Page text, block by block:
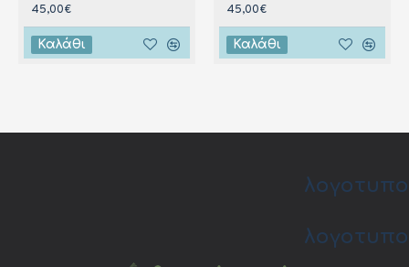
45,00€
Καλάθι
45,00€
Καλάθι
λογοτυπο
λογοτυπο